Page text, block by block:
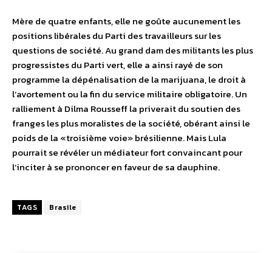
Mère de quatre enfants, elle ne goûte aucunement les
positions libérales du Parti des travailleurs sur les
questions de société. Au grand dam des militants les plus
progressistes du Parti vert, elle a ainsi rayé de son
programme la dépénalisation de la marijuana, le droit à
l’avortement ou la fin du service militaire obligatoire. Un
ralliement à Dilma Rousseff la priverait du soutien des
franges les plus moralistes de la société, obérant ainsi le
poids de la «troisième voie» brésilienne. Mais Lula
pourrait se révéler un médiateur fort convaincant pour
l’inciter à se prononcer en faveur de sa dauphine.
TAGS Brasile